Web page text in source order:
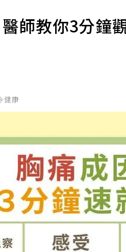
師教你3分鐘
健康